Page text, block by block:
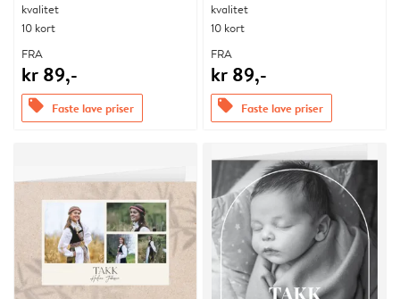
kvalitet
10 kort
FRA
kr 89,-
offers Faste lave priser
kvalitet
10 kort
FRA
kr 89,-
offers Faste lave priser